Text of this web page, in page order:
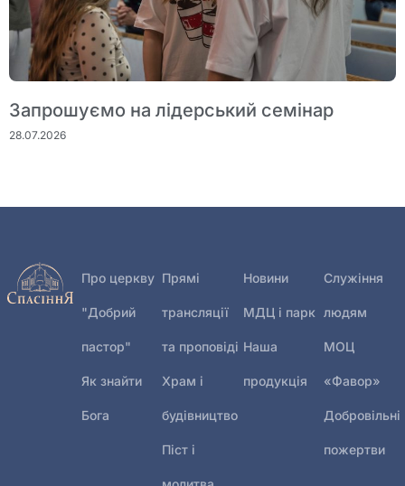
Запрошуємо на лідерський семінар
28.07.2026
Про церкву
"Добрий
пастор"
Як знайти
Бога
Прямі
трансляції
та проповіді
Храм і
будівництво
Піст і
Новини
МДЦ і парк
Наша
продукція
Служіння
людям
МОЦ
«Фавор»
Добровільні
пожертви